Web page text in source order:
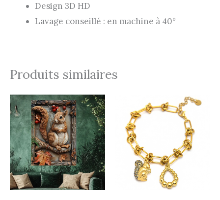
Design 3D HD
Lavage conseillé : en machine à 40°
Produits similaires
Plage
de
prix :
43,99€
à
71,99€